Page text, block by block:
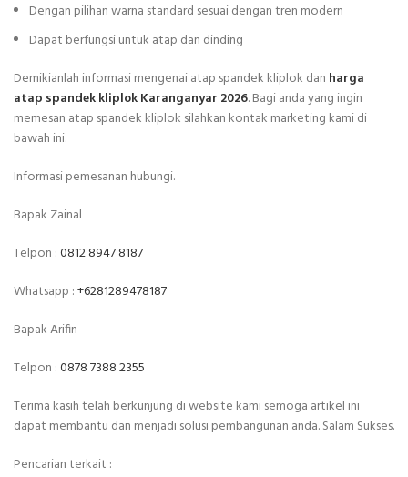
Dengan pilihan warna standard sesuai dengan tren modern
Dapat berfungsi untuk atap dan dinding
Demikianlah informasi mengenai atap spandek kliplok dan harga
atap spandek kliplok Karanganyar 2026. Bagi anda yang ingin
memesan atap spandek kliplok silahkan kontak marketing kami di
bawah ini.
Informasi pemesanan hubungi.
Bapak Zainal
Telpon :0812 8947 8187
Whatsapp :+6281289478187
Bapak Arifin
Telpon :0878 7388 2355
Terima kasih telah berkunjung di website kami semoga artikel ini
dapat membantu dan menjadi solusi pembangunan anda. Salam Sukses.
Pencarian terkait :